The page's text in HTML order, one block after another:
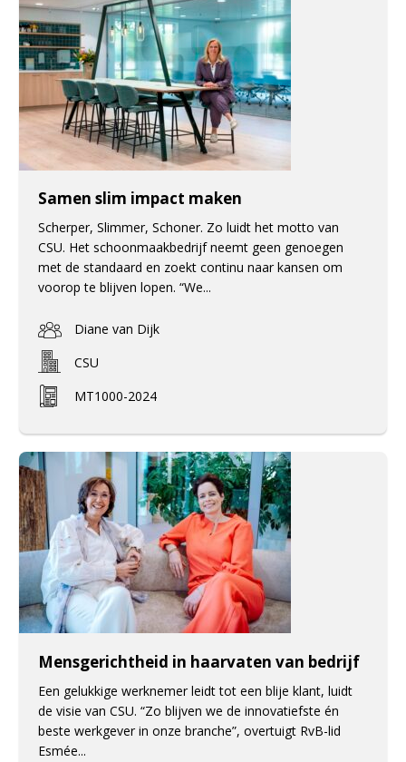
Samen slim impact maken
Scherper, Slimmer, Schoner. Zo luidt het motto van
CSU. Het schoonmaakbedrijf neemt geen genoegen
met de standaard en zoekt continu naar kansen om
voorop te blijven lopen. “We...
Diane van Dijk
CSU
MT1000-2024
Mensgerichtheid in haarvaten van bedrijf
Een gelukkige werknemer leidt tot een blije klant, luidt
de visie van CSU. “Zo blijven we de innovatiefste én
beste werkgever in onze branche”, overtuigt RvB-lid
Esmée...